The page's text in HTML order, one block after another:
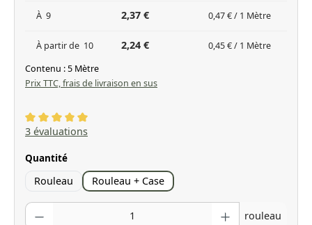
À 9 2,37 € 0,47 € / 1 Mètre
À partir de 10 2,24 €
0,45 € / 1 Mètre
Contenu :5 Mètre
Prix TTC, frais de livraison en sus
Note moyenne de 5 sur 5 étoiles
3 évaluations
Sélectionnez
Quantité
Rouleau Rouleau + Case
Quantité de produit : Entrez la quantité souhaitée ou utilisez les
rouleau